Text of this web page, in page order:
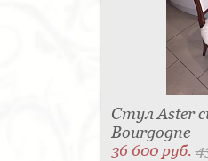
Стул Aster
Bourgogne
36 600 руб.